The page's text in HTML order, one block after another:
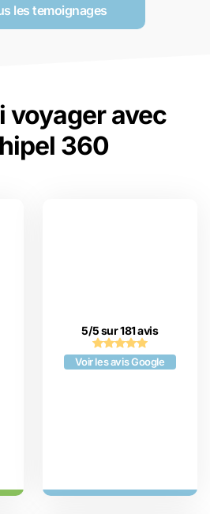
les temoignages
voyager avec
360
5/5 sur 181 avis
Voir les avis Google